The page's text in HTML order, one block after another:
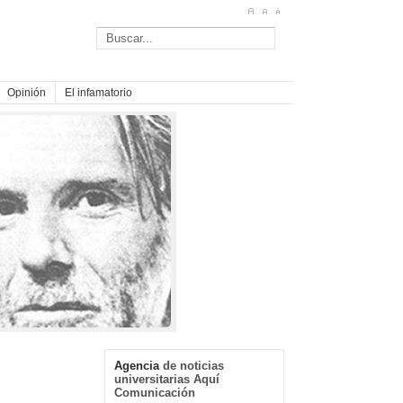
Opinión El infamatorio
Agencia de noticias
universitarias Aquí
Comunicación